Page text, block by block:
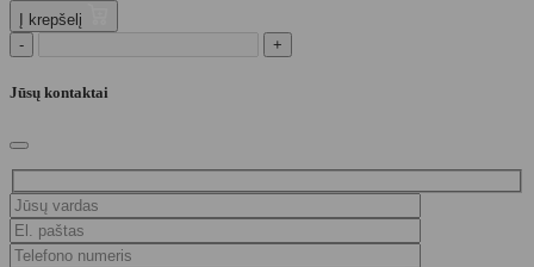
Į krepšelį
-
+
Jūsų kontaktai